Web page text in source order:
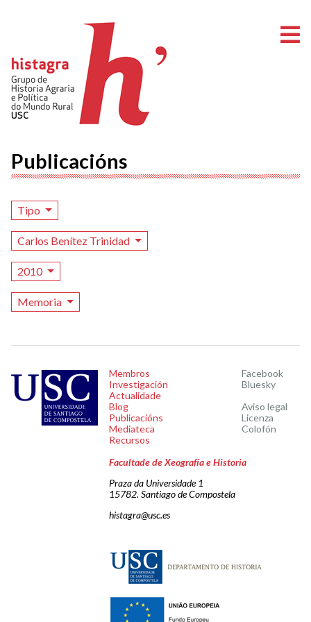
Publicacións
Tipo
Carlos Benítez Trinidad
2010
Memoria
Membros
Investigación
Actualidade
Blog
Publicacións
Mediateca
Recursos
Facebook
Bluesky
Aviso legal
Licenza
Colofón
Facultade de Xeografía e Historia
Praza da Universidade 1
15782. Santiago de Compostela
histagra@usc.es